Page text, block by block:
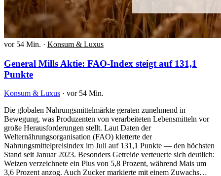
vor 54 Min. · Konsum & Luxus
General Mills Aktie: FAO-Index steigt auf 131,1
Punkte
Konsum & Luxus · vor 54 Min.
Die globalen Nahrungsmittelmärkte geraten zunehmend in
Bewegung, was Produzenten von verarbeiteten Lebensmitteln vor
große Herausforderungen stellt. Laut Daten der
Welternährungsorganisation (FAO) kletterte der
Nahrungsmittelpreisindex im Juli auf 131,1 Punkte — den höchsten
Stand seit Januar 2023. Besonders Getreide verteuerte sich deutlich:
Weizen verzeichnete ein Plus von 5,8 Prozent, während Mais um
3,6 Prozent anzog. Auch Zucker markierte mit einem Zuwachs…